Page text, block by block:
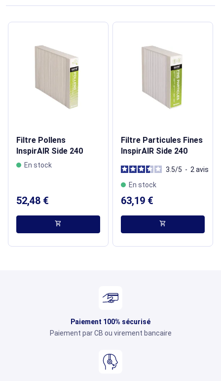
Filtre Pollens
InspirAIR Side 240
En stock
52,48 €
shopping_cart
Filtre Particules Fines
InspirAIR Side 240
3.5/5 - 2 avis
En stock
63,19 €
shopping_cart
Paiement 100% sécurisé
Paiement par CB ou virement bancaire